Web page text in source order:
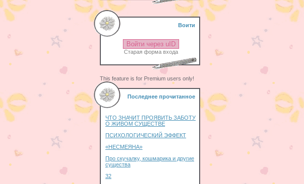
Воити
Войти через uID
Старая форма входа
This feature is for Premium users only!
Последнее прочитанное
ЧТО ЗНАЧИТ ПРОЯВИТЬ ЗАБОТУ
О ЖИВОМ СУЩЕСТВЕ
ПСИХОЛОГИЧЕСКИЙ ЭФФЕКТ
«НЕСМЕЯНА»
Про скучалку, кошмарика и другие
существа
32